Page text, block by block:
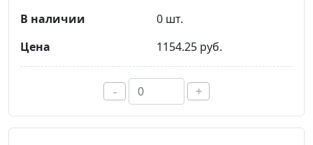
0 шт.
1154.25 руб.
- +